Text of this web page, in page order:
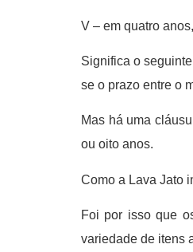
V – em quatro
Significa o
se o prazo entre o
Mas há uma
ou oito anos.
Como a Lava Jato
Foi por isso que
variedade de itens